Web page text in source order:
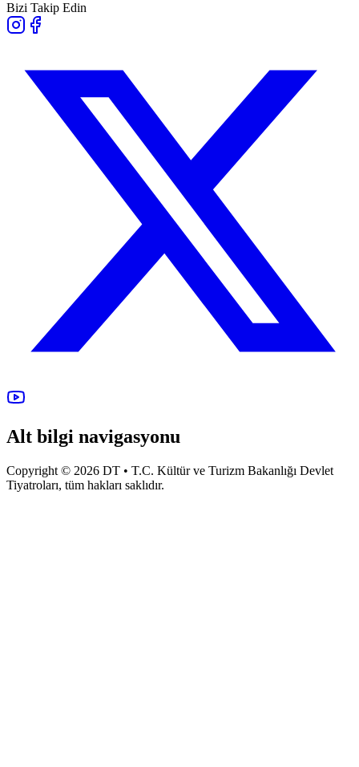
Bizi Takip Edin
Alt bilgi navigasyonu
Copyright © 2026 DT • T.C. Kültür ve Turizm Bakanlığı Devlet
Tiyatroları, tüm hakları saklıdır.